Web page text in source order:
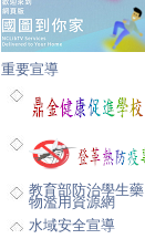
重要宣導
教育部防治學生藥
物濫用資源網
水域安全宣導